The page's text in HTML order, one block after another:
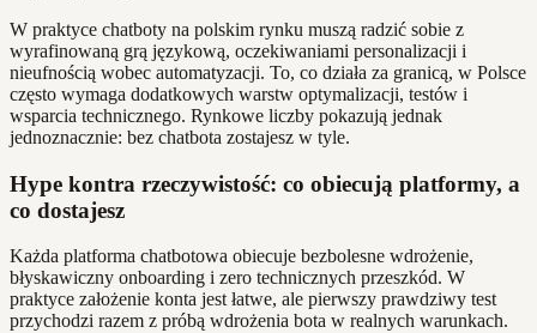
W praktyce chatboty na polskim rynku muszą radzić sobie z
wyrafinowaną grą językową, oczekiwaniami personalizacji i
nieufnością wobec automatyzacji. To, co działa za granicą, w Polsce
często wymaga dodatkowych warstw optymalizacji, testów i
wsparcia technicznego. Rynkowe liczby pokazują jednak
jednoznacznie: bez chatbota zostajesz w tyle.
Hype kontra rzeczywistość: co obiecują platformy, a
co dostajesz
Każda platforma chatbotowa obiecuje bezbolesne wdrożenie,
błyskawiczny onboarding i zero technicznych przeszkód. W
praktyce założenie konta jest łatwe, ale pierwszy prawdziwy test
przychodzi razem z próbą wdrożenia bota w realnych warunkach.